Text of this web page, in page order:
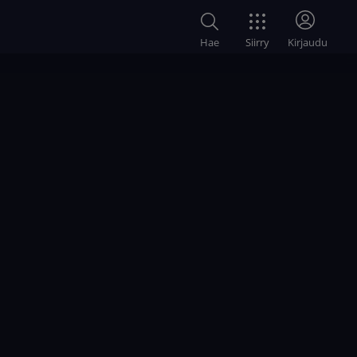
Hae Siirry Kirjaudu